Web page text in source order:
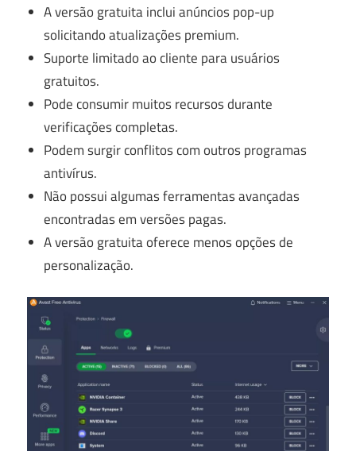
A versão gratuita inclui anúncios pop-up
solicitando atualizações premium.
Suporte limitado ao cliente para usuários
gratuitos.
Pode consumir muitos recursos durante
verificações completas.
Podem surgir conflitos com outros programas
antivírus.
Não possui algumas ferramentas avançadas
encontradas em versões pagas.
A versão gratuita oferece menos opções de
personalização.